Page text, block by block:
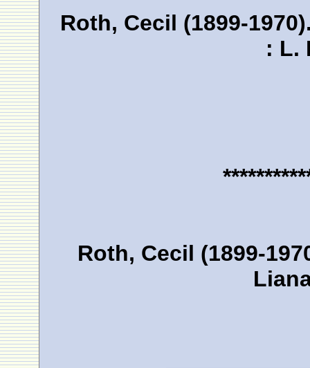
Roth, Cecil (1899-
: L.
Roth, Cecil (1899-